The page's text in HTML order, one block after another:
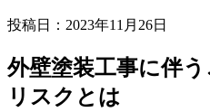
投稿日：2023年11月26日
外壁塗装工事に伴
リスクとは